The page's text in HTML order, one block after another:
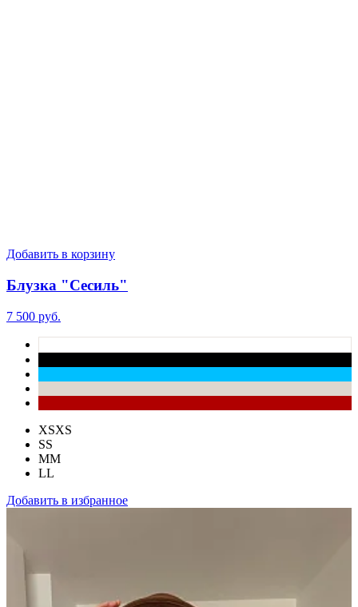
Добавить в корзину
Блузка "Сесиль"
7 500 руб.
XSXS
SS
MM
LL
Добавить в избранное